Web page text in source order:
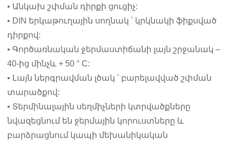
• Անկախ շփման դիրքի ցուցիչ:
• DIN երկաթուղային սողնակ ՝ կրկնակի ֆիքսված
դիրքով:
• Գործառնական ջերմաստիճանի լայն շրջանակ –
40-ից մինչև + 50 ° С:
• Լայն ներգրավման լծակ ՝ բարելավված շփման
տարածքով:
• Տերմինալային սեղմիչների կտրվածքները
նվազեցնում են ջերմային կորուստները և
բարձրացնում կապի մեխանիկական